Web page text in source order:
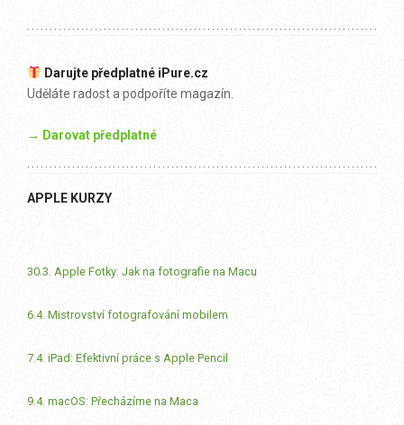
Darujte předplatné iPure.cz
Uděláte radost a podpoříte magazín.
→ Darovat předplatné
APPLE KURZY
30.3. Apple Fotky: Jak na fotografie na Macu
6.4. Mistrovství fotografování mobilem
7.4. iPad: Efektivní práce s Apple Pencil
9.4. macOS: Přecházíme na Maca